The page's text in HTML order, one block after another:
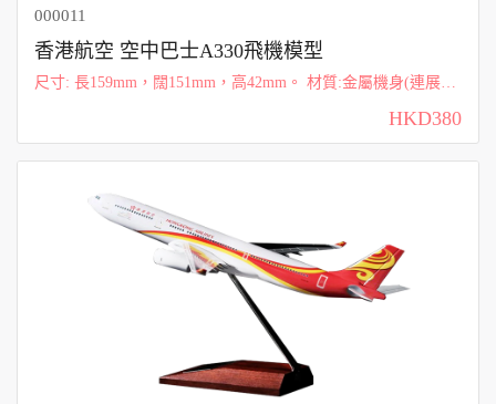
000011
香港航空 空中巴士A330飛機模型
尺寸: 長159mm，闊151mm，高42mm。 材質:金屬機身(連展示
HKD380